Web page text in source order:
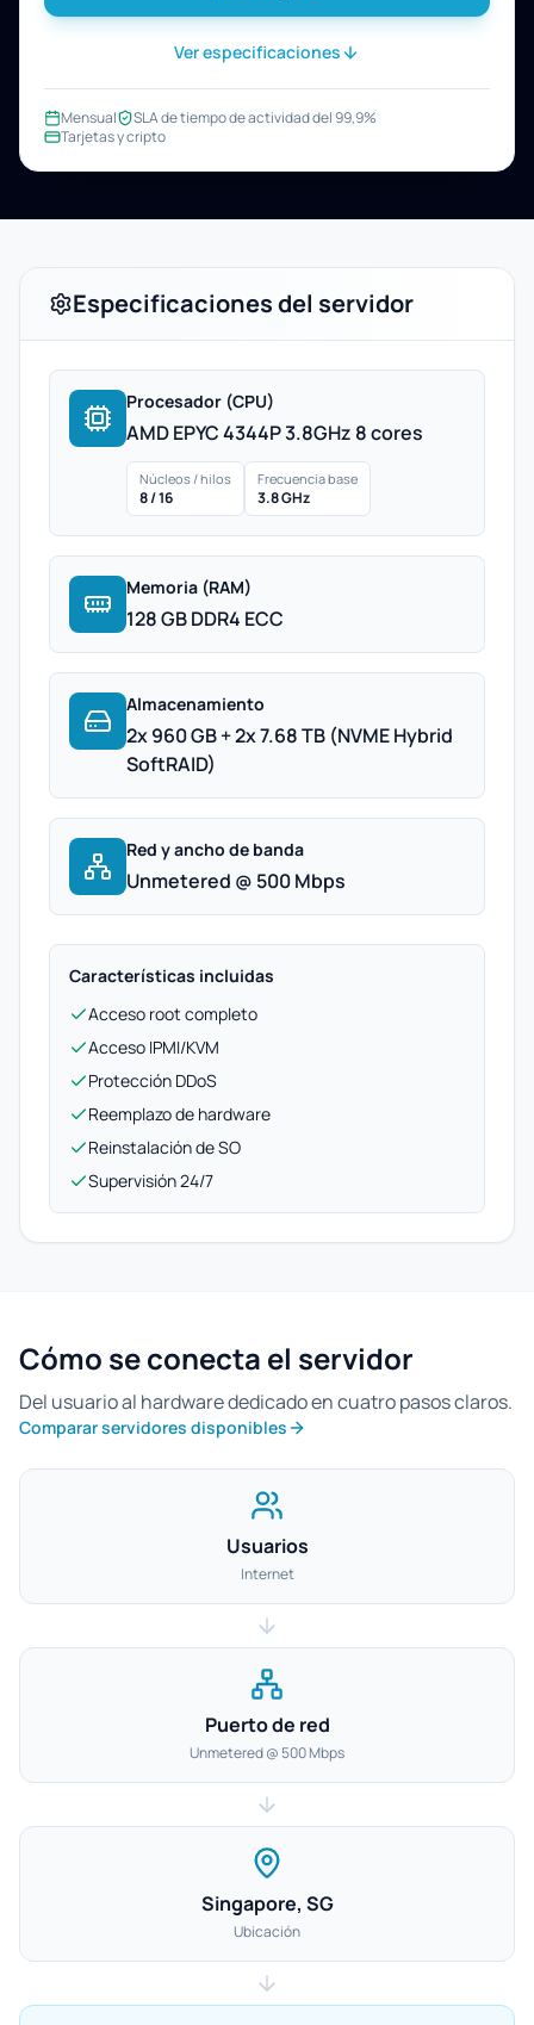
Ver especificaciones
Mensual
SLA de tiempo de actividad del 99,9%
Tarjetas y cripto
Especificaciones del servidor
Procesador (CPU)
AMD EPYC 4344P 3.8GHz 8 cores
Núcleos / hilos
8 / 16
Frecuencia base
3.8 GHz
Memoria (RAM)
128 GB DDR4 ECC
Almacenamiento
2x 960 GB + 2x 7.68 TB (NVME Hybrid
SoftRAID)
Red y ancho de banda
Unmetered @ 500 Mbps
Características incluidas
Acceso root completo
Acceso IPMI/KVM
Protección DDoS
Reemplazo de hardware
Reinstalación de SO
Supervisión 24/7
Cómo se conecta el servidor
Del usuario al hardware dedicado en cuatro pasos claros.
Comparar servidores disponibles
Usuarios
Internet
Puerto de red
Unmetered @ 500 Mbps
Singapore, SG
Ubicación